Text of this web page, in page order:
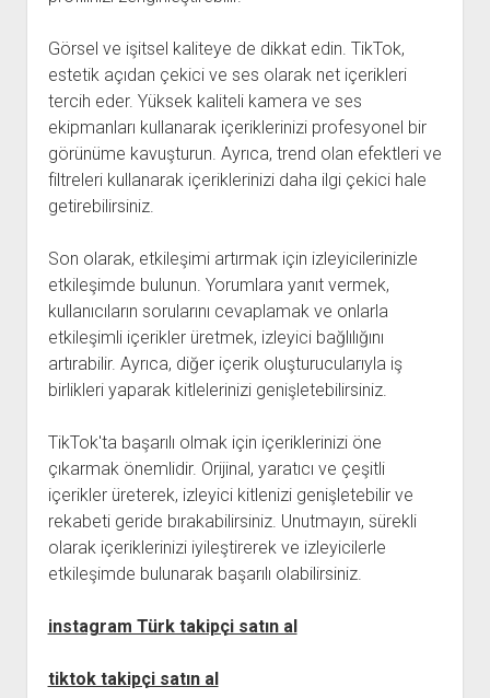
Görsel ve işitsel kaliteye de dikkat edin. TikTok,
estetik açıdan çekici ve ses olarak net içerikleri
tercih eder. Yüksek kaliteli kamera ve ses
ekipmanları kullanarak içeriklerinizi profesyonel bir
görünüme kavuşturun. Ayrıca, trend olan efektleri ve
filtreleri kullanarak içeriklerinizi daha ilgi çekici hale
getirebilirsiniz.
Son olarak, etkileşimi artırmak için izleyicilerinizle
etkileşimde bulunun. Yorumlara yanıt vermek,
kullanıcıların sorularını cevaplamak ve onlarla
etkileşimli içerikler üretmek, izleyici bağlılığını
artırabilir. Ayrıca, diğer içerik oluşturucularıyla iş
birlikleri yaparak kitlelerinizi genişletebilirsiniz.
TikTok'ta başarılı olmak için içeriklerinizi öne
çıkarmak önemlidir. Orijinal, yaratıcı ve çeşitli
içerikler üreterek, izleyici kitlenizi genişletebilir ve
rekabeti geride bırakabilirsiniz. Unutmayın, sürekli
olarak içeriklerinizi iyileştirerek ve izleyicilerle
etkileşimde bulunarak başarılı olabilirsiniz.
instagram Türk takipçi satın al
tiktok takipçi satın al